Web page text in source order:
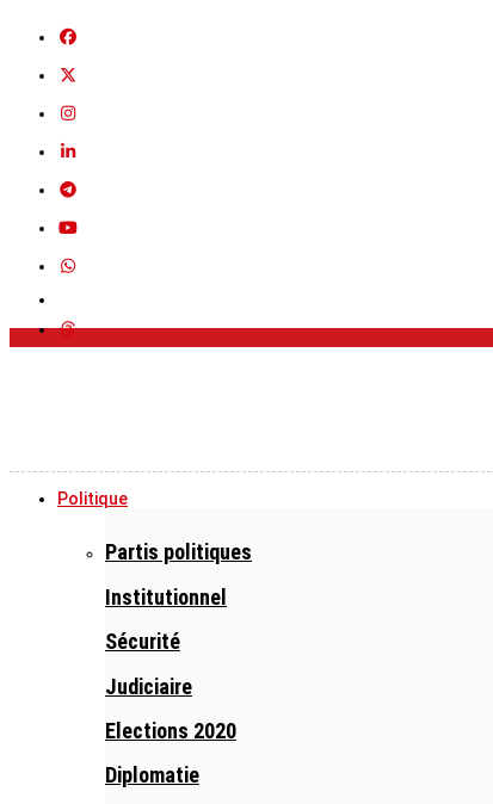
Politique
Partis politiques
Institutionnel
Sécurité
Judiciaire
Elections 2020
Diplomatie